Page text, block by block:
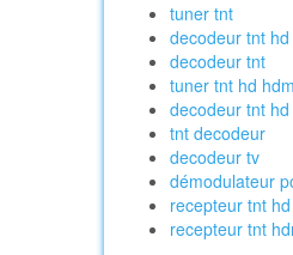
tuner tnt
decodeur tnt hd
decodeur tnt
tuner tnt hd
decodeur tnt
tnt decodeur
decodeur tv
démodulateur
recepteur tnt
recepteur tnt